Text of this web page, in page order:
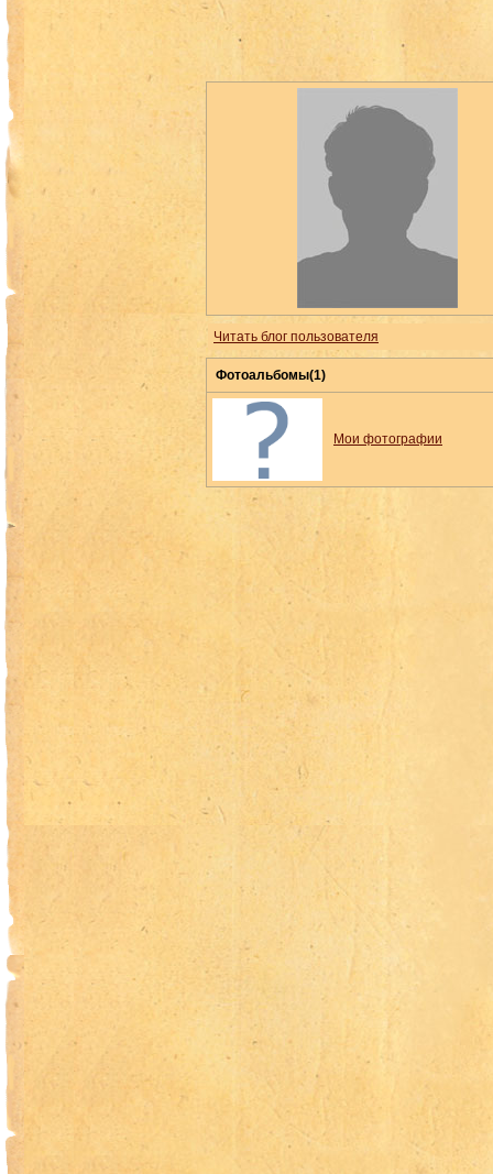
Читать блог пользователя
Фотоальбомы(1)
Мои фотографии